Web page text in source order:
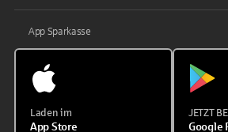
App Sparkasse
Laden im
App Store
JETZT
Google